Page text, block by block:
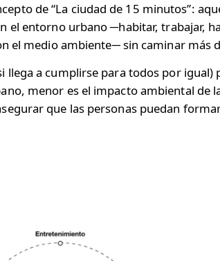
de “La ciudad de 15 minutos”:
el entorno urbano ─habitar, trabajar,
el medio ambiente─ sin caminar más
llega a cumplirse para todos por
menor es el impacto ambiental de
que las personas puedan